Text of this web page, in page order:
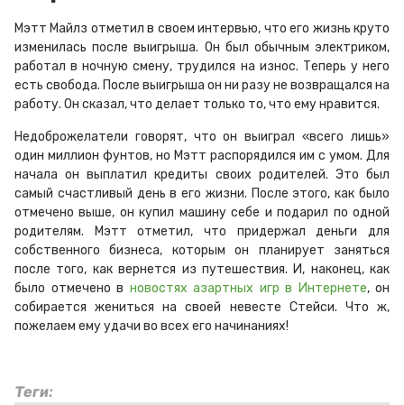
Мэтт Майлз отметил в своем интервью, что его жизнь круто
изменилась после выигрыша. Он был обычным электриком,
работал в ночную смену, трудился на износ. Теперь у него
есть свобода. После выигрыша он ни разу не возвращался на
работу. Он сказал, что делает только то, что ему нравится.
Недоброжелатели говорят, что он выиграл «всего лишь»
один миллион фунтов, но Мэтт распорядился им с умом. Для
начала он выплатил кредиты своих родителей. Это был
самый счастливый день в его жизни. После этого, как было
отмечено выше, он купил машину себе и подарил по одной
родителям. Мэтт отметил, что придержал деньги для
собственного бизнеса, которым он планирует заняться
после того, как вернется из путешествия. И, наконец, как
было отмечено в новостях азартных игр в Интернете, он
собирается жениться на своей невесте Стейси. Что ж,
пожелаем ему удачи во всех его начинаниях!
Теги: